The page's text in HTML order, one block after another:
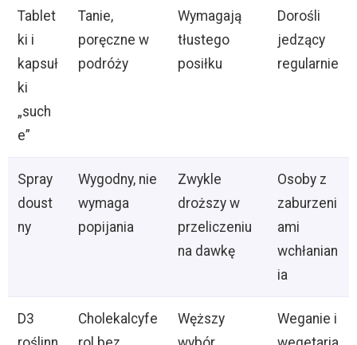
Tablet
ki i
kapsuł
ki
„such
e”
Tanie,
poręczne w
podróży
Wymagają
tłustego
posiłku
Dorośli
jedzący
regularnie
Spray
doust
ny
Wygodny, nie
wymaga
popijania
Zwykle
droższy w
przeliczeniu
na dawkę
Osoby z
zaburzeni
ami
wchłanian
ia
D3
Cholekalcyfe
Węższy
Weganie i